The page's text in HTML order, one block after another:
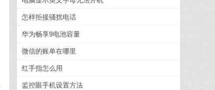
怎样拒接骚扰电话
华为畅享9电池容量
微信的账单在哪里
红手指怎么用
监控眼手机设置方法